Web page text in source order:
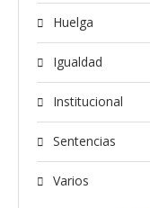
Huelga
Igualdad
Institucional
Sentencias
Varios